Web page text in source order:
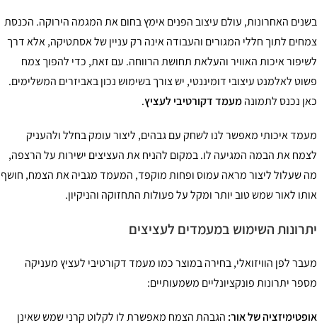
האחרונות, עולם עיצוב הפנים אימץ בחום את המגמה הירוקה. הכנסת
לתוך חללי המגורים והעבודה אינה רק עניין של אסתטיקה, אלא דרך
איכות האוויר והעלאת תחושת הרווחה. עם זאת, כדי להפוך צמח
לאלמנט עיצובי דומיננטי, יש צורך בשימוש נכון באביזרים המשלימים.
נכנס לתמונהמעמד דקורטיבי לעציץ.
איכותי מאפשר לנו לשחק עם גבהים, ליצור עומק בחלל ולהעניק
את הבמה המגיעה לו. במקום להניח את העציצים ישירות על הרצפה,
שעלול ליצור מראה עמוס ופחות מוקפד, המעמד מגביה את הצמח, חושף
לאור שמש טוב יותר ומקל על פעולות התחזוקה והניקיון.
השימוש במעמדים לעציצים
לפן הוויזואלי, בחירה במוצר כמו מעמד דקורטיבי לעציץ מעניקה
יתרונות פונקציונליים משמעותיים:
של אור:הגבהת הצמח מאפשרת לו לקלוט קרני שמש שאינן